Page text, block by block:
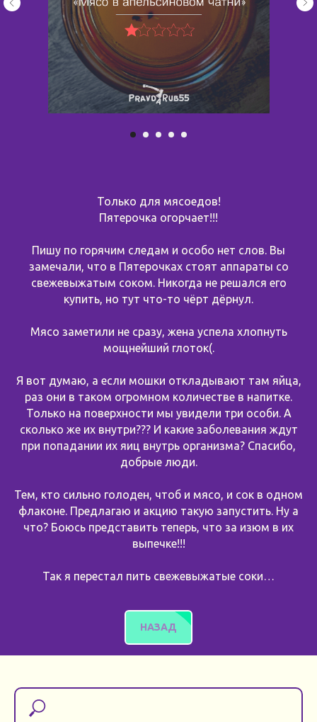
Только для мясоедов!
Пятерочка огорчает!!!
Пишу по горячим следам и особо нет слов. Вы
замечали, что в Пятерочках стоят аппараты со
свежевыжатым соком. Никогда не решался его
купить, но тут что-то чёрт дёрнул.
Мясо заметили не сразу, жена успела хлопнуть
мощнейший глоток(.
Я вот думаю, а если мошки откладывают там яйца,
раз они в таком огромном количестве в напитке.
Только на поверхности мы увидели три особи. А
сколько же их внутри??? И какие заболевания ждут
при попадании их яиц внутрь организма? Спасибо,
добрые люди.
Тем, кто сильно голоден, чтоб и мясо, и сок в одном
флаконе. Предлагаю и акцию такую запустить. Ну а
что? Боюсь представить теперь, что за изюм в их
выпечке!!!
Так я перестал пить свежевыжатые соки…
НАЗАД